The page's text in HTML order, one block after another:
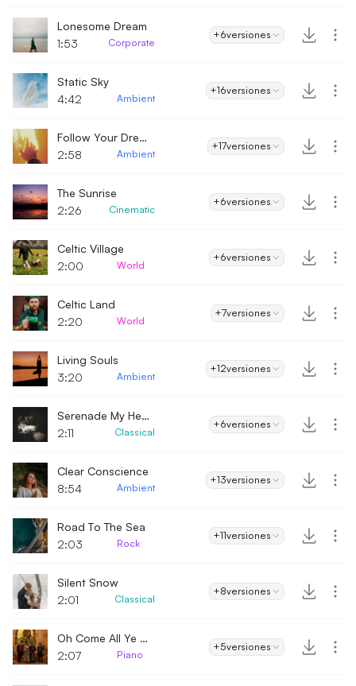
Lonesome Dream
1:53
Corporate
+6versiones
Static Sky
4:42
Ambient
+16versiones
Follow Your Dreams
2:58
Ambient
+17versiones
The Sunrise
2:26
Cinematic
+6versiones
Celtic Village
2:00
World
+6versiones
Celtic Land
2:20
World
+7versiones
Living Souls
3:20
Ambient
+12versiones
Serenade My Heart
2:11
Classical
+6versiones
Clear Conscience
8:54
Ambient
+13versiones
Road To The Sea
2:03
Rock
+11versiones
Silent Snow
2:01
Classical
+8versiones
Oh Come All Ye Faithful
2:07
Piano
+5versiones